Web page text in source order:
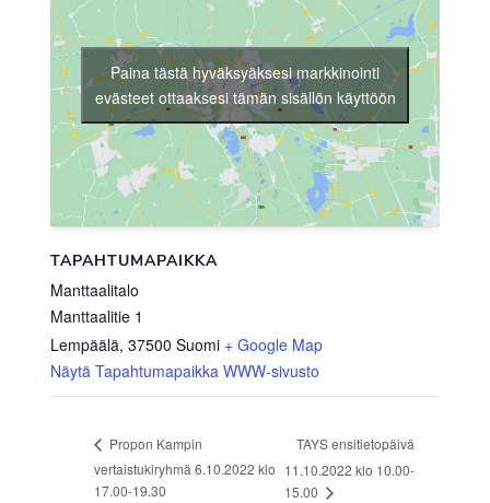
TAPAHTUMAPAIKKA
Manttaalitalo
Manttaalitie 1
Lempäälä, 37500 Suomi + Google Map
Näytä Tapahtumapaikka WWW-sivusto
Paina tästä hyväksyäksesi markkinointi
evästeet ottaaksesi tämän sisällön käyttöön
Propon Kampin
vertaistukiryhmä 6.10.2022 klo
17.00-19.30
TAYS ensitietopäivä
11.10.2022 klo 10.00-
15.00